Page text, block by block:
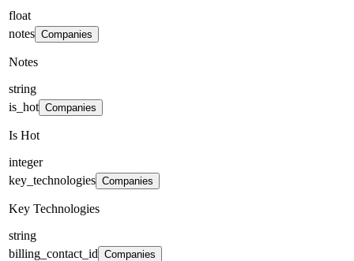
float
notes Companies
Notes
string
is_hot Companies
Is Hot
integer
key_technologies Companies
Key Technologies
string
billing_contact_id Companies